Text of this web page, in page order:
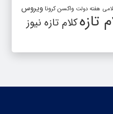
هفته دولت واکسن کرونا ویروس
تازهکلام تازه نیوز